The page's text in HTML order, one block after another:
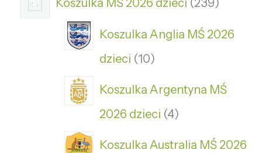
Koszulka MŚ 2026 dzieci 239
Koszulka Anglia MŚ 2026
dzieci 10
Koszulka Argentyna MŚ
2026 dzieci 4
Koszulka Australia MŚ 2026